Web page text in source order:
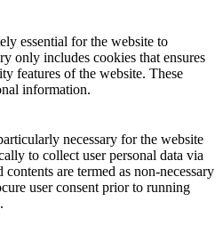
essential for the website to
only includes cookies that ensures
features of the website. These
information.
necessary for the website
to collect user personal data via
are termed as non-necessary
user consent prior to running